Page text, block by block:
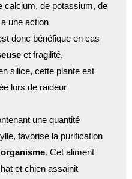
calcium, de potassium, de
une action
donc bénéfique en cas
et fragilité.
silice, cette plante est
lors de raideur
une quantité
favorise la purification
. Cet aliment
et chien assainit